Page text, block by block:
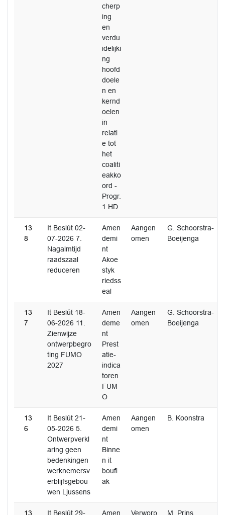
cherp
ing
en
verdu
idelijki
ng
hoofd
doele
n en
kernd
oelen
in
relati
e tot
het
coaliti
eakko
ord -
Progr.
1 HD
13
8
It Beslút 02-
07-2026 7.
Nagalmtijd
raadszaal
reduceren
Amen
demi
nt
Akoe
styk
riedss
eal
Aangen
omen
G. Schoorstra-
Boeijenga
13
7
It Beslút 18-
06-2026 11.
Zienwijze
ontwerpbegro
ting FUMO
2027
Amen
deme
nt
Prest
atie-
indica
toren
FUM
O
Aangen
omen
G. Schoorstra-
Boeijenga
13
6
It Beslút 21-
05-2026 5.
Ontwerpverkl
aring geen
bedenkingen
werknemersv
erblijfsgebou
wen Ljussens
Amen
demi
nt
Binne
n it
boufl
ak
Aangen
omen
B. Koonstra
13
It Beslút 29-
Amen
Verworp
M. Prins